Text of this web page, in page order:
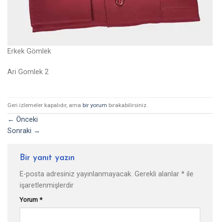
Erkek Gömlek
Ari Gomlek 2
Geri izlemeler kapalıdır, ama bir yorum bırakabilirsiniz.
← Önceki
Sonraki →
Bir yanıt yazın
E-posta adresiniz yayınlanmayacak. Gerekli alanlar * ile
işaretlenmişlerdir
Yorum *